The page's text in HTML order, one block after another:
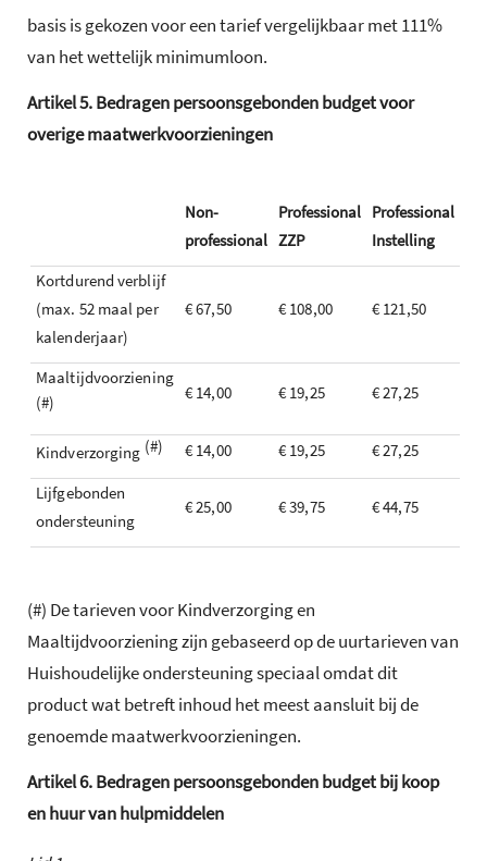
basis is gekozen voor een tarief vergelijkbaar met 111%
van het wettelijk minimumloon.
Artikel5.Bedragen persoonsgebonden budget voor
overige maatwerkvoorzieningen
Non-
professional
Professional
ZZP
Professional
Instelling
Kortdurend verblijf
(max. 52 maal per
kalenderjaar)
€ 67,50 € 108,00 € 121,50
Maaltijdvoorziening
(#)
€ 14,00 € 19,25 € 27,25
Kindverzorging (#) € 14,00 € 19,25 € 27,25
Lijfgebonden
ondersteuning
€ 25,00 € 39,75 € 44,75
(#) De tarieven voor Kindverzorging en
Maaltijdvoorziening zijn gebaseerd op de uurtarieven van
Huishoudelijke ondersteuning speciaal omdat dit
product wat betreft inhoud het meest aansluit bij de
genoemde maatwerkvoorzieningen.
Artikel6.Bedragen persoonsgebonden budget bij koop
en huur van hulpmiddelen